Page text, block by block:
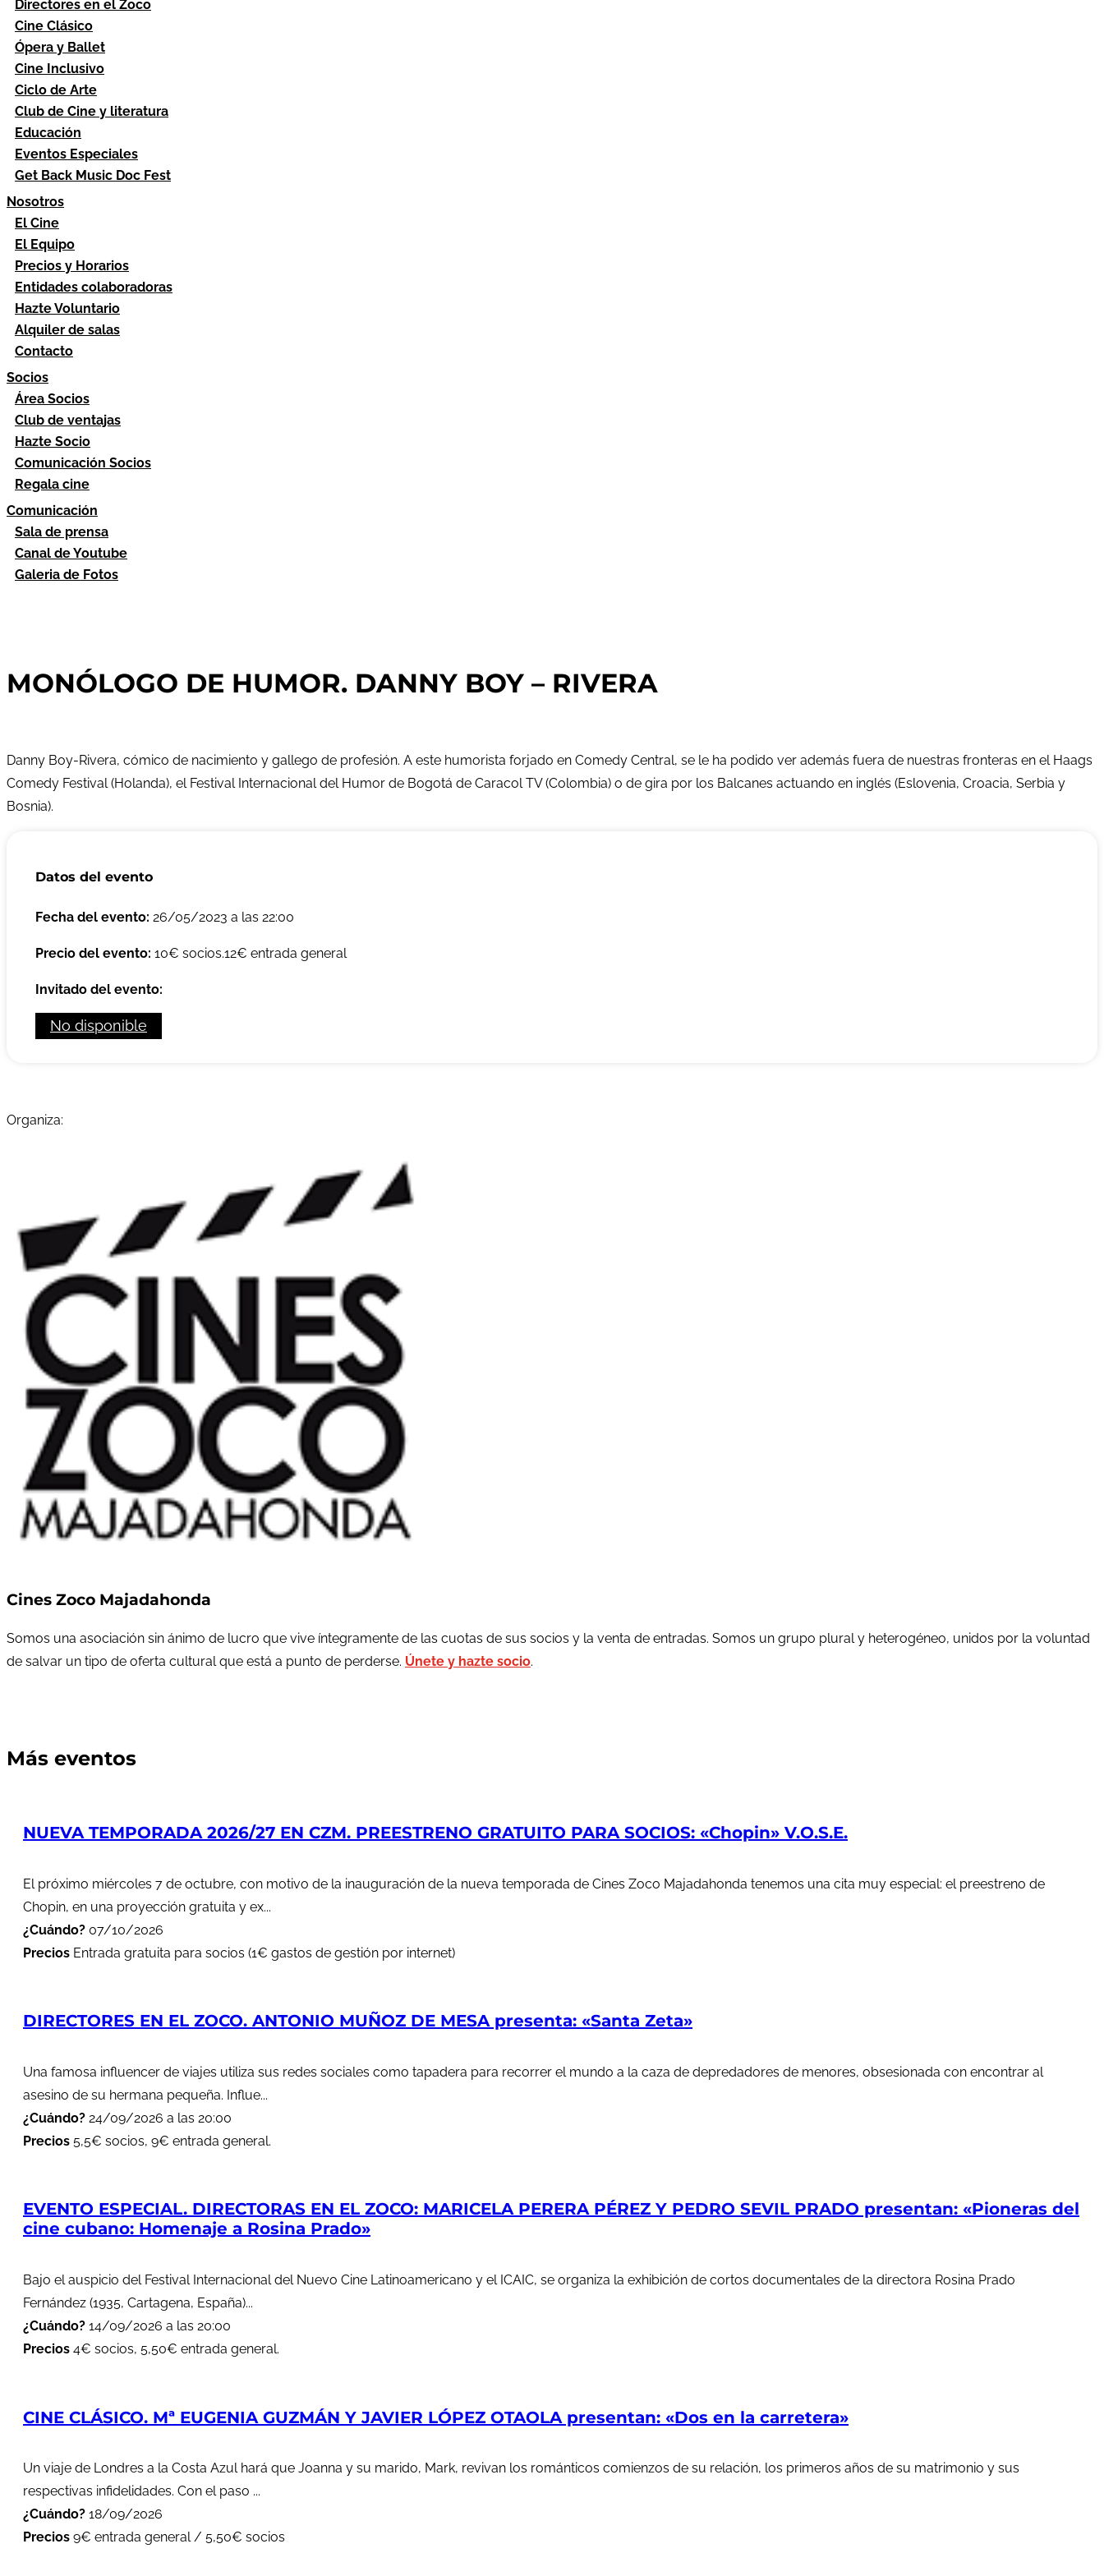
Directores en el Zoco
Cine Clásico
Ópera y Ballet
Cine Inclusivo
Ciclo de Arte
Club de Cine y literatura
Educación
Eventos Especiales
Get Back Music Doc Fest
Nosotros
El Cine
El Equipo
Precios y Horarios
Entidades colaboradoras
Hazte Voluntario
Alquiler de salas
Contacto
Socios
Área Socios
Club de ventajas
Hazte Socio
Comunicación Socios
Regala cine
Comunicación
Sala de prensa
Canal de Youtube
Galeria de Fotos
MONÓLOGO DE HUMOR. DANNY BOY – RIVERA
Danny Boy-Rivera, cómico de nacimiento y gallego de profesión. A este humorista forjado en Comedy Central, se le ha podido ver además fuera de nuestras fronteras en el Haags
Comedy Festival (Holanda), el Festival Internacional del Humor de Bogotá de Caracol TV (Colombia) o de gira por los Balcanes actuando en inglés (Eslovenia, Croacia, Serbia y
Bosnia).
Datos del evento
Fecha del evento: 26/05/2023 a las 22:00
Precio del evento: 10€ socios.12€ entrada general
Invitado del evento:
No disponible
Organiza:
Cines Zoco Majadahonda
Somos una asociación sin ánimo de lucro que vive íntegramente de las cuotas de sus socios y la venta de entradas. Somos un grupo plural y heterogéneo, unidos por la voluntad
de salvar un tipo de oferta cultural que está a punto de perderse. Únete y hazte socio.
Más eventos
NUEVA TEMPORADA 2026/27 EN CZM. PREESTRENO GRATUITO PARA SOCIOS: «Chopin» V.O.S.E.
El próximo miércoles 7 de octubre, con motivo de la inauguración de la nueva temporada de Cines Zoco Majadahonda tenemos una cita muy especial: el preestreno de
Chopin, en una proyección gratuita y ex...
¿Cuándo? 07/10/2026
Precios Entrada gratuita para socios (1€ gastos de gestión por internet)
DIRECTORES EN EL ZOCO. ANTONIO MUÑOZ DE MESA presenta: «Santa Zeta»
Una famosa influencer de viajes utiliza sus redes sociales como tapadera para recorrer el mundo a la caza de depredadores de menores, obsesionada con encontrar al
asesino de su hermana pequeña. Influe...
¿Cuándo? 24/09/2026 a las 20:00
Precios 5,5€ socios, 9€ entrada general.
EVENTO ESPECIAL. DIRECTORAS EN EL ZOCO: MARICELA PERERA PÉREZ Y PEDRO SEVIL PRADO presentan: «Pioneras del
cine cubano: Homenaje a Rosina Prado»
Bajo el auspicio del Festival Internacional del Nuevo Cine Latinoamericano y el ICAIC, se organiza la exhibición de cortos documentales de la directora Rosina Prado
Fernández (1935, Cartagena, España)...
¿Cuándo? 14/09/2026 a las 20:00
Precios 4€ socios, 5,50€ entrada general.
CINE CLÁSICO. Mª EUGENIA GUZMÁN Y JAVIER LÓPEZ OTAOLA presentan: «Dos en la carretera»
Un viaje de Londres a la Costa Azul hará que Joanna y su marido, Mark, revivan los románticos comienzos de su relación, los primeros años de su matrimonio y sus
respectivas infidelidades. Con el paso ...
¿Cuándo? 18/09/2026
Precios 9€ entrada general / 5,50€ socios